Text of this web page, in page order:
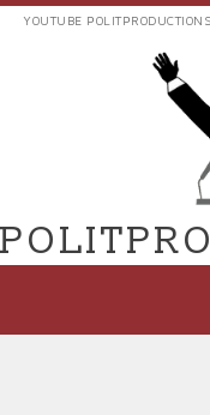
Aller
EXTERNES
YOUTUBE POLITPRODUCTIONS